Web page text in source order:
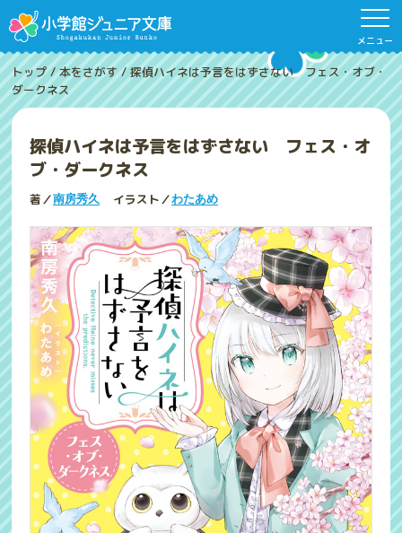
メニュー
トップ /本をさがす /探偵ハイネは予言をはずさない フェス・オブ・
ダークネス
探偵ハイネは予言をはずさない フェス・オ
ブ・ダークネス
著／南房秀久 イラスト／わたあめ